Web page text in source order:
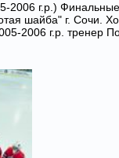
2006 г.р.)
шайба" г. Сочи.
2006 г.р. тренер